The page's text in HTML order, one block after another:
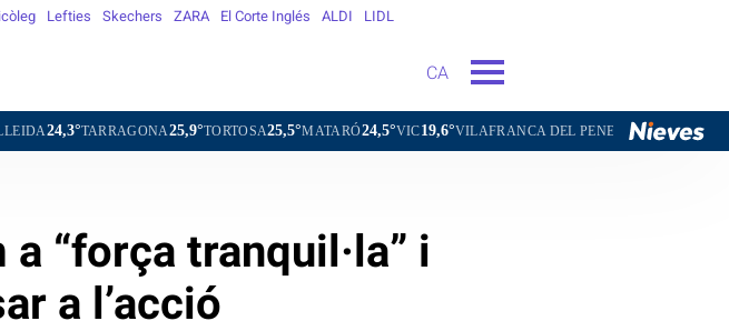
Lefties Skechers ZARA El Corte Inglés ALDI LIDL
CA
25,9°TORTOSA25,5°MATARÓ24,5°VIC19,6°VILAFRANCA DEL PENEDÈS 21,6°VILANOVA I LA
“força tranquil·la” i
a l’acció